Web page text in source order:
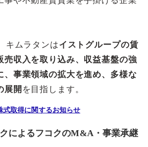
キムラタンはイストグループの賃
売収入を取り込み、収益基盤の強
、事業領域の拡大を進め、多様な
展開 を目指します。
式取得に関するお知らせ
によるフコクのM&A・事業承継